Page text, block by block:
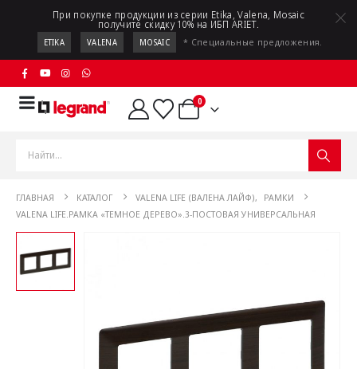
При покупке продукции из серии Etika, Valena, Mosaic
получите скидку 10% на ИБП ARIET.
ETIKA VALENA MOSAIC * Специальные предложения.
0
ГЛАВНАЯ КАТАЛОГ VALENA LIFE (ВАЛЕНА ЛАЙФ),
РАМКИ
VALENA LIFE.РАМКА «ТЕМНОЕ ДЕРЕВО».3-ПОСТОВАЯ УНИВЕРСАЛЬНАЯ